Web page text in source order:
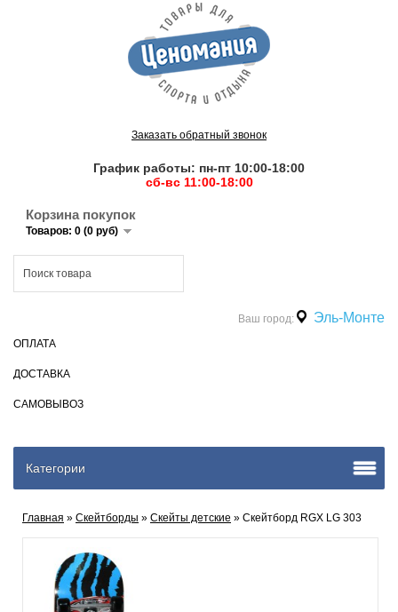
Заказать обратный звонок
График работы: пн-пт 10:00-18:00
сб-вс 11:00-18:00
Корзина покупок
Товаров: 0 (0 руб)
Ваш город: Эль-Монте
ОПЛАТА
ДОСТАВКА
САМОВЫВОЗ
Категории
Главная » Скейтборды » Скейты детские » Скейтборд RGX LG 303